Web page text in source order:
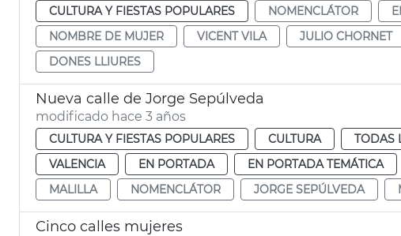
CULTURA Y FIESTAS POPULARES
NOMENCLÁTOR
NOMBRE DE MUJER
VICENT VILA JULIO CHORNET
DONES LLIURES
Nueva calle de Jorge Sepúlveda
modificado hace 3 años
CULTURA Y FIESTAS POPULARES CULTURA TODAS
VALENCIA
EN PORTADA EN PORTADA TEMÁTICA
MALILLA
NOMENCLÁTOR JORGE SEPÚLVEDA
Cinco calles mujeres